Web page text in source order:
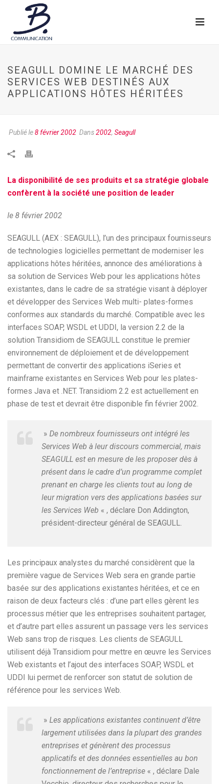
SEAGULL DOMINE LE MARCHÉ DES
SERVICES WEB DESTINÉS AUX
APPLICATIONS HÔTES HÉRITÉES
Publié le8 février 2002 Dans2002, Seagull
La disponibilité de ses produits et sa stratégie globale
confèrent à la société une position de leader
le 8 février 2002
SEAGULL (AEX : SEAGULL), l’un des principaux fournisseurs
de technologies logicielles permettant de moderniser les
applications hôtes héritées, annonce des améliorations à
sa solution de Services Web pour les applications hôtes
existantes, dans le cadre de sa stratégie visant à déployer
et développer des Services Web multi- plates-formes
conformes aux standards du marché. Compatible avec les
interfaces SOAP, WSDL et UDDI, la version 2.2 de la
solution Transidiom de SEAGULL constitue le premier
environnement de déploiement et de développement
permettant de convertir des applications iSeries et
mainframe existantes en Services Web pour les plates-
formes Java et .NET. Transidiom 2.2 est actuellement en
phase de test et devrait être disponible fin février 2002.
» De nombreux fournisseurs ont intégré les
Services Web à leur discours commercial, mais
SEAGULL est en mesure de les proposer dès à
présent dans le cadre d’un programme complet
prenant en charge les clients tout au long de
leur migration vers des applications basées sur
les Services Web « , déclare Don Addington,
président-directeur général de SEAGULL.
Les principaux analystes du marché considèrent que la
première vague de Services Web sera en grande partie
basée sur des applications existantes héritées, et ce en
raison de deux facteurs clés : d’une part elles gèrent les
processus métier que les entreprises souhaitent partager,
et d’autre part elles assurent un passage vers les services
Web sans trop de risques. Les clients de SEAGULL
utilisent déjà Transidiom pour mettre en œuvre les Services
Web existants et l’ajout des interfaces SOAP, WSDL et
UDDI lui permet de renforcer son statut de solution de
référence pour les services Web.
» Les applications existantes continuent d’être
largement utilisées dans la plupart des grandes
entreprises et génèrent des processus
applicatifs et des données essentielles au bon
fonctionnement de l’entreprise « , déclare Dale